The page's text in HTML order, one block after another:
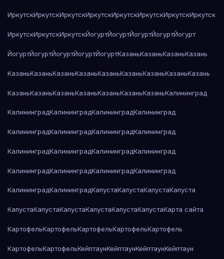
ИркутскИркутскИркутскИркутскИркутскИркутскИркутскИркутск
ИркутскИркутскИркутскЙогуртЙогуртЙогуртЙогуртЙогурт
ЙогуртЙогуртЙогуртЙогуртЙогуртКазаньКазаньКазаньКазань
КазаньКазаньКазаньКазаньКазаньКазаньКазаньКазаньКазань
КазаньКазаньКазаньКазаньКазаньКазаньКазаньКалининград
КалининградКалининградКалининградКалининград
КалининградКалининградКалининградКалининград
КалининградКалининградКалининградКалининград
КалининградКалининградКалининградКалининград
КалининградКалининградКапустаКапустаКапустаКапуста
КапустаКапустаКапустаКапустаКапустаКапустаКарта сайта
КартофельКартофельКартофельКартофельКартофель
КартофельКартофельКейптаунКейптаунКейптаунКейптаун